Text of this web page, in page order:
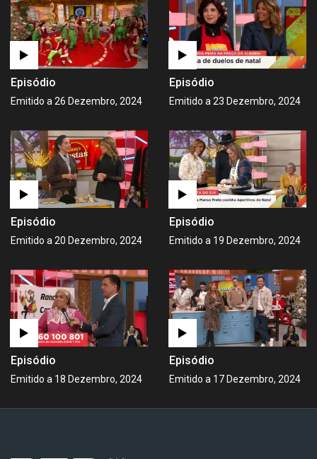
Episódio
Emitido a 26 Dezembro, 2024
Episódio
Emitido a 23 Dezembro, 2024
Episódio
Emitido a 20 Dezembro, 2024
Episódio
Emitido a 19 Dezembro, 2024
Episódio
Emitido a 18 Dezembro, 2024
Episódio
Emitido a 17 Dezembro, 2024